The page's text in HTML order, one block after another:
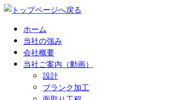
コ
ホーム
当社の強み
会社概要
当社ご案内（動画）
設計
ブランク加工